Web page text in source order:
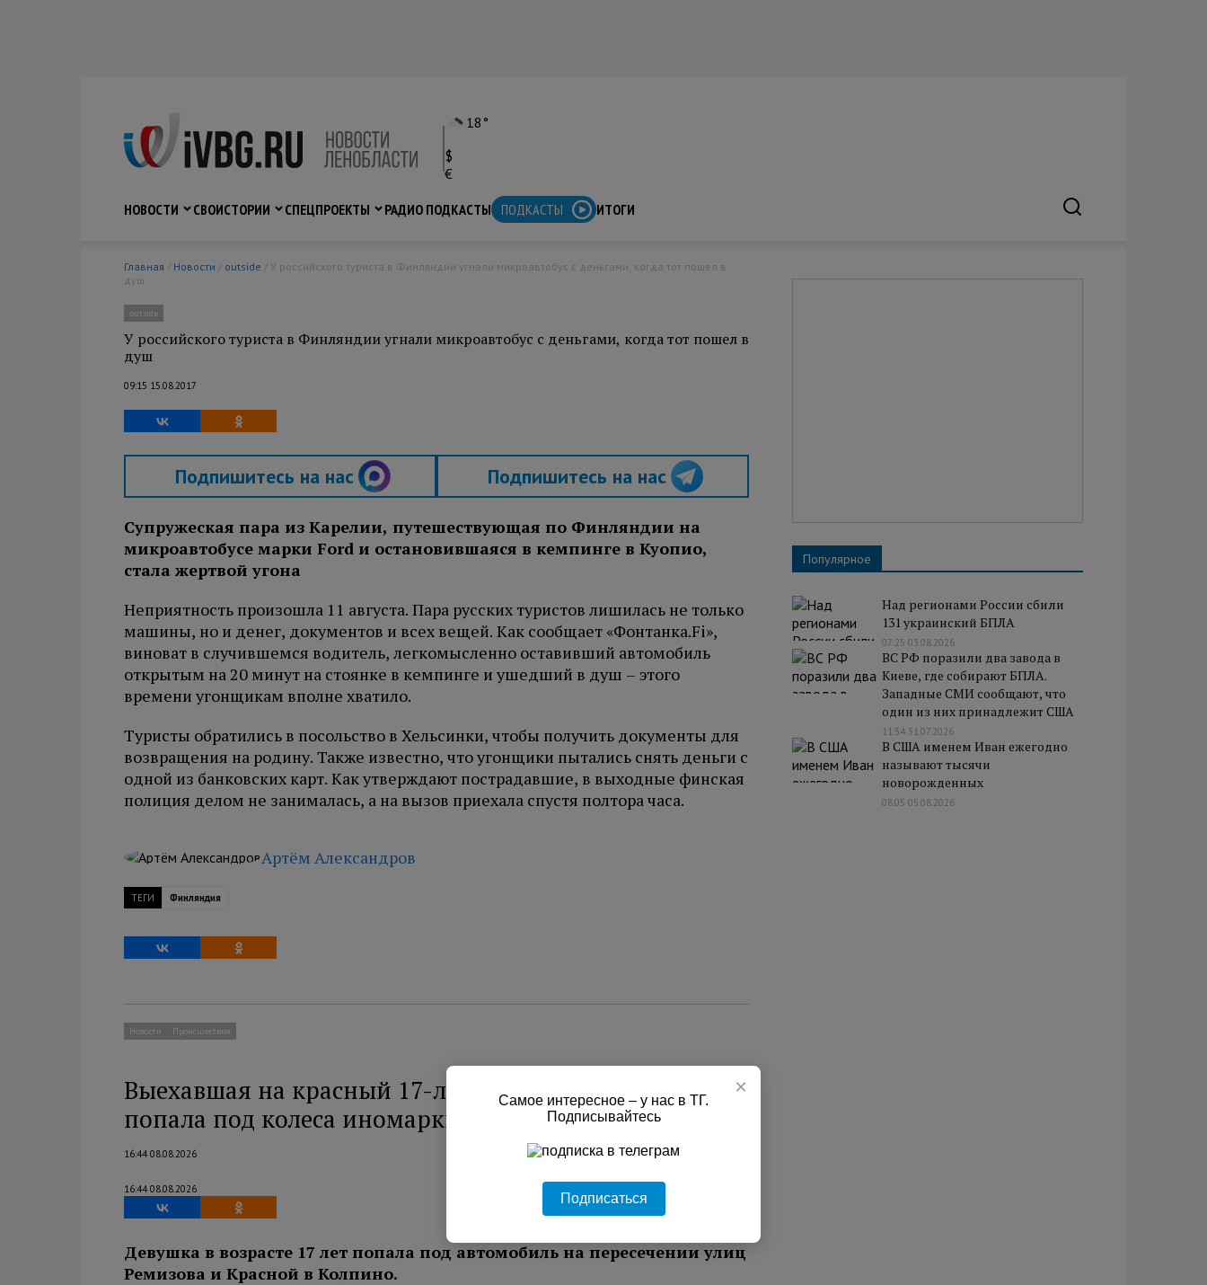
18°
$
€
НОВОСТИ
СВОИСТОРИИ СПЕЦПРОЕКТЫ РАДИО ПОДКАСТЫ ПОДКАСТЫ ИТОГИ
Главная / Новости / outside
душ
outside
У российского туриста в Финляндии угнали микроавтобус с деньгами, когда тот пошел в
душ
09:15 15.08.2017
Подпишитесь на нас Подпишитесь на нас
Супружеская пара из Карелии, путешествующая по Финляндии на
микроавтобусе марки Ford и остановившаяся в кемпинге в Куопио,
стала жертвой угона
Неприятность произошла 11 августа. Пара русских туристов лишилась не только
машины, но и денег, документов и всех вещей. Как сообщает «Фонтанка.Fi»,
виноват в случившемся водитель, легкомысленно оставивший автомобиль
открытым на 20 минут на стоянке в кемпинге и ушедший в душ – этого
времени угонщикам вполне хватило.
Туристы обратились в посольство в Хельсинки, чтобы получить документы для
возвращения на родину. Также известно, что угонщики пытались снять деньги с
одной из банковских карт. Как утверждают пострадавшие, в выходные финская
полиция делом не занималась, а на вызов приехала спустя полтора часа.
Артём Александров
ТЕГИ Финляндия
Новости Происшествия
Выехавшая на красный 17-летняя самокатчица
попала под колеса иномарки в Колпино
16:44 08.08.2026
16:44 08.08.2026
Девушка в возрасте 17 лет попала под автомобиль на пересечении улиц
Ремизова и Красной в Колпино.
Популярное
Над регионами России сбили
131 украинский БПЛА
07:25 03.08.2026
ВС РФ поразили два завода в
Киеве, где собирают БПЛА.
Западные СМИ сообщают, что
один из них принадлежит США
11:34 31.07.2026
В США именем Иван ежегодно
называют тысячи
новорожденных
08:05 05.08.2026
×
Самое интересное – у нас в ТГ.
Подписывайтесь
Подписаться